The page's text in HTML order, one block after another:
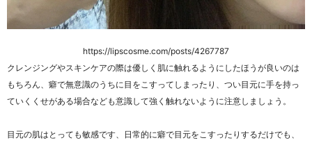
https://lipscosme.com/posts/4267787
クレンジングやスキンケアの際は優しく肌に触れるようにしたほうが良いのは
もちろん、癖で無意識のうちに目をこすってしまったり、つい目元に手を持っ
ていくくせがある場合なども意識して強く触れないように注意しましょう。
目元の肌はとっても敏感です、日常的に癖で目元をこすったりするだけでも、